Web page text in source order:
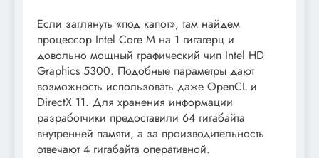
Если заглянуть «под капот», там найдем
процессор Intel Core M на 1 гигагерц и
довольно мощный графический чип Intel HD
Graphics 5300. Подобные параметры дают
возможность использовать даже OpenCL и
DirectX 11. Для хранения информации
разработчики предоставили 64 гигабайта
внутренней памяти, а за производительность
отвечают 4 гигабайта оперативной.